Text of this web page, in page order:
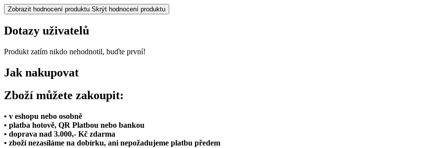
Zobrazit hodnocení produktu Skrýt hodnocení produktu
Dotazy uživatelů
Produkt zatím nikdo nehodnotil, buďte první!
Jak nakupovat
Zboží můžete zakoupit:
• v eshopu nebo osobně
• platba hotově, QR Platbou nebo bankou
• doprava nad 3.000,- Kč zdarma
• zboží nezasíláme na dobírku, ani nepožadujeme platbu předem